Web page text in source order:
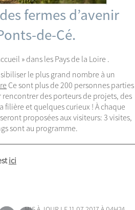
fermes d’avenir
de-Cé.
» dans les Pays de la Loire .
le plus grand nombre à un
Ce sont plus de 200 personnes parties
rencontrer des porteurs de projets, des
filière et quelques curieux ! À chaque
proposées aux visiteurs: 3 visites,
sont au programme.
ici